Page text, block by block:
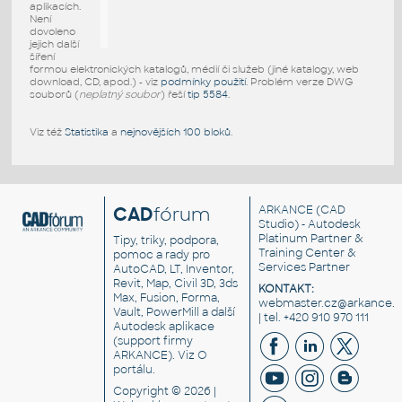
aplikacích.
Není
dovoleno
jejich další
šíření
formou elektronických katalogů, médií či služeb (jiné katalogy, web
download, CD, apod.) - viz podmínky použití. Problém verze DWG
souborů (neplatný soubor) řešítip 5584.
Viz též Statistika a nejnovějších 100 bloků.
CADfórum
Tipy, triky, podpora,
pomoc a rady pro
AutoCAD, LT, Inventor,
Revit, Map, Civil 3D, 3ds
Max, Fusion, Forma,
Vault, PowerMill a další
Autodesk aplikace
(support firmy
ARKANCE). VizO
portálu.
Copyright © 2026 |
ARKANCE (CAD
Studio) - Autodesk
Platinum Partner &
Training Center &
Services Partner
KONTAKT:
| tel. +420 910 970 111